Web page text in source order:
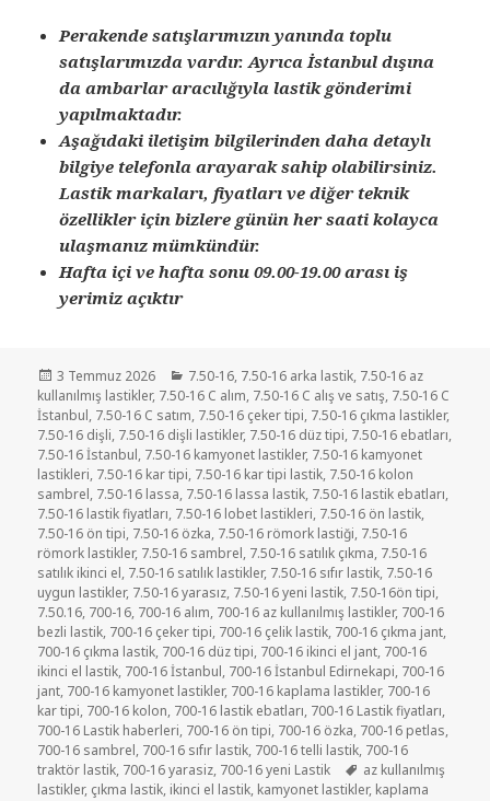
Perakende satışlarımızın yanında toplu
satışlarımızda vardır. Ayrıca İstanbul dışına
da ambarlar aracılığıyla lastik gönderimi
yapılmaktadır.
Aşağıdaki iletişim bilgilerinden daha detaylı
bilgiye telefonla arayarak sahip olabilirsiniz.
Lastik markaları, fiyatları ve diğer teknik
özellikler için bizlere günün her saati kolayca
ulaşmanız mümkündür.
Hafta içi ve hafta sonu 09.00-19.00 arası iş
yerimiz açıktır
Yayın
tarihi
3 Temmuz 2026 Kategoriler
7.50-16, 7.50-16 arka lastik, 7.50-16 az
kullanılmış lastikler, 7.50-16 C alım, 7.50-16 C alış ve satış, 7.50-16 C
İstanbul, 7.50-16 C satım, 7.50-16 çeker tipi, 7.50-16 çıkma lastikler,
7.50-16 dişli, 7.50-16 dişli lastikler, 7.50-16 düz tipi, 7.50-16 ebatları,
7.50-16 İstanbul, 7.50-16 kamyonet lastikler, 7.50-16 kamyonet
lastikleri, 7.50-16 kar tipi, 7.50-16 kar tipi lastik, 7.50-16 kolon
sambrel, 7.50-16 lassa, 7.50-16 lassa lastik, 7.50-16 lastik ebatları,
7.50-16 lastik fiyatları, 7.50-16 lobet lastikleri, 7.50-16 ön lastik,
7.50-16 ön tipi, 7.50-16 özka, 7.50-16 römork lastiği, 7.50-16
römork lastikler, 7.50-16 sambrel, 7.50-16 satılık çıkma, 7.50-16
satılık ikinci el, 7.50-16 satılık lastikler, 7.50-16 sıfır lastik, 7.50-16
uygun lastikler, 7.50-16 yarasız, 7.50-16 yeni lastik, 7.50-16ön tipi,
7.50.16, 700-16, 700-16 alım, 700-16 az kullanılmış lastikler, 700-16
bezli lastik, 700-16 çeker tipi, 700-16 çelik lastik, 700-16 çıkma jant,
700-16 çıkma lastik, 700-16 düz tipi, 700-16 ikinci el jant, 700-16
ikinci el lastik, 700-16 İstanbul, 700-16 İstanbul Edirnekapi, 700-16
jant, 700-16 kamyonet lastikler, 700-16 kaplama lastikler, 700-16
kar tipi, 700-16 kolon, 700-16 lastik ebatları, 700-16 Lastik fiyatları,
700-16 Lastik haberleri, 700-16 ön tipi, 700-16 özka, 700-16 petlas,
700-16 sambrel, 700-16 sıfır lastik, 700-16 telli lastik, 700-16
traktör lastik, 700-16 yarasiz, 700-16 yeni Lastik Etiketler
az kullanılmış
lastikler, çıkma lastik, ikinci el lastik, kamyonet lastikler, kaplama